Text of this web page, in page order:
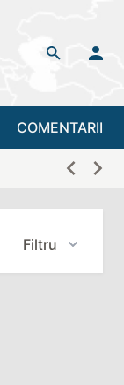
COMENTARII
Filtru